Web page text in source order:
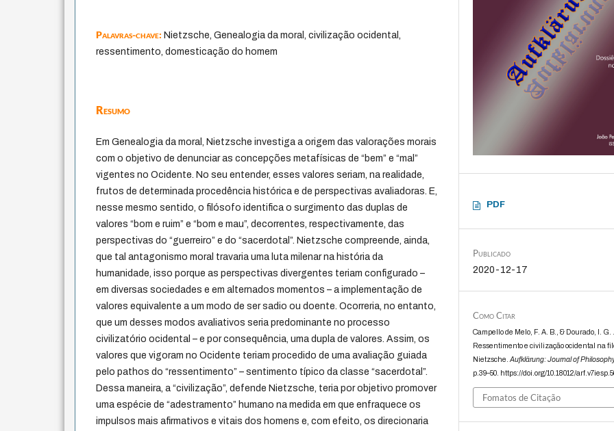
Palavras-chave:Nietzsche, Genealogia da moral, civilização ocidental,
ressentimento, domesticação do homem
Resumo
Em Genealogia da moral, Nietzsche investiga a origem das valorações morais
com o objetivo de denunciar as concepções metafísicas de “bem” e “mal”
vigentes no Ocidente. No seu entender, esses valores seriam, na realidade,
frutos de determinada procedência histórica e de perspectivas avaliadoras. E,
nesse mesmo sentido, o filósofo identifica o surgimento das duplas de
valores “bom e ruim” e “bom e mau”, decorrentes, respectivamente, das
perspectivas do “guerreiro” e do “sacerdotal”. Nietzsche compreende, ainda,
que tal antagonismo moral travaria uma luta milenar na história da
humanidade, isso porque as perspectivas divergentes teriam configurado –
em diversas sociedades e em alternados momentos – a implementação de
valores equivalente a um modo de ser sadio ou doente. Ocorreria, no entanto,
que um desses modos avaliativos seria predominante no processo
civilizatório ocidental – e por consequência, uma dupla de valores. Assim, os
valores que vigoram no Ocidente teriam procedido de uma avaliação guiada
pelo pathos do “ressentimento” – sentimento típico da classe “sacerdotal”.
Dessa maneira, a “civilização”, defende Nietzsche, teria por objetivo promover
uma espécie de “adestramento” humano na medida em que enfraquece os
impulsos mais afirmativos e vitais dos homens e, com efeito, os direcionaria
PDF
Publicado
2020-12-17
Como Citar
Campello de Melo, F. A. B., & Dourado, I. G. .
Ressentimento e civilização ocidental na
Nietzsche.Aufklärung: Journal of
p.39–50. https://doi.org/10.18012/
Fomatos de Citação